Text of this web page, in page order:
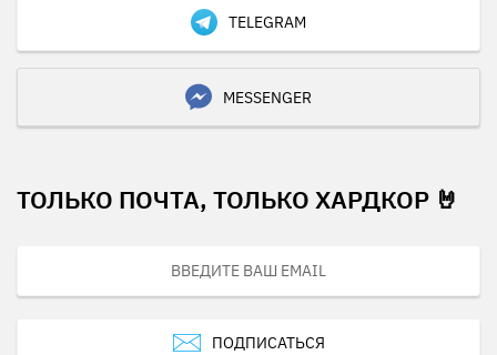
TELEGRAM
MESSENGER
ТОЛЬКО ПОЧТА, ТОЛЬКО ХАРДКОР 🤘
ПОДПИСАТЬСЯ